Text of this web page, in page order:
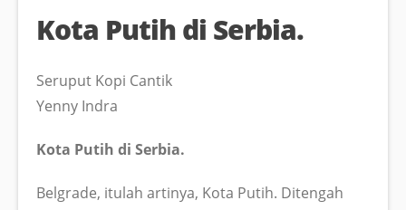
Kota Putih di Serbia.
Seruput Kopi Cantik
Yenny Indra
Kota Putih di Serbia.
Belgrade, itulah artinya, Kota Putih. Ditengah